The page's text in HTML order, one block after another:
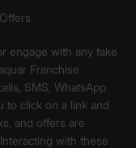
engage with any fake
Franchise
SMS, WhatsApp
to click on a link and
and offers are
with these